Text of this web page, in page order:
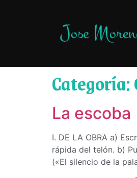
Categoría:
La escoba
I. DE LA OBRA a)
rápida del telón. b)
(«El silencio de la